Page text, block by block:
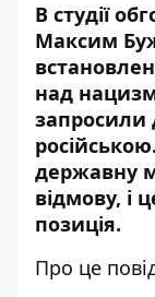
В студії
Максим
над
запросили
державну
відмову, і
позиція.
Про це